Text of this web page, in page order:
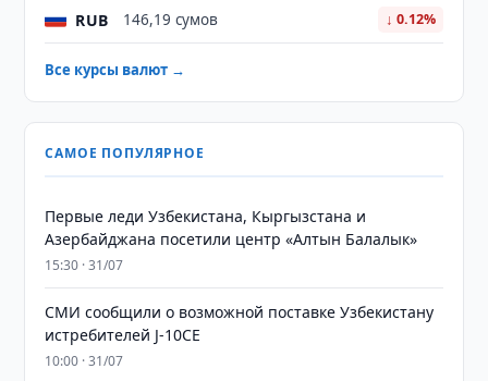
RUB 146,19 сумов ↓ 0.12%
Все курсы валют →
САМОЕ ПОПУЛЯРНОЕ
Первые леди Узбекистана, Кыргызстана и
Азербайджана посетили центр «Алтын Балалык»
15:30 · 31/07
СМИ сообщили о возможной поставке Узбекистану
истребителей J-10CE
10:00 · 31/07